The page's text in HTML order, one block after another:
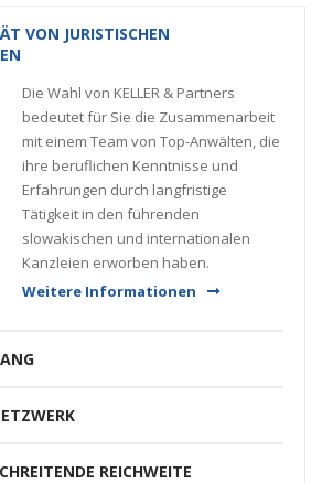
VON JURISTISCHEN
Die Wahl von KELLER & Partners
bedeutet für Sie die Zusammenarbeit
mit einem Team von Top-Anwälten, die
ihre beruflichen Kenntnisse und
Erfahrungen durch langfristige
Tätigkeit in den führenden
slowakischen und internationalen
Kanzleien erworben haben.
Weitere Informationen
REICHWEITE